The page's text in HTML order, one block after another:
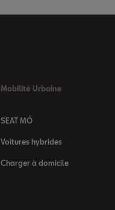
Mobilité Urbaine
SEAT MÓ
Voitures hybrides
Charger à domicile